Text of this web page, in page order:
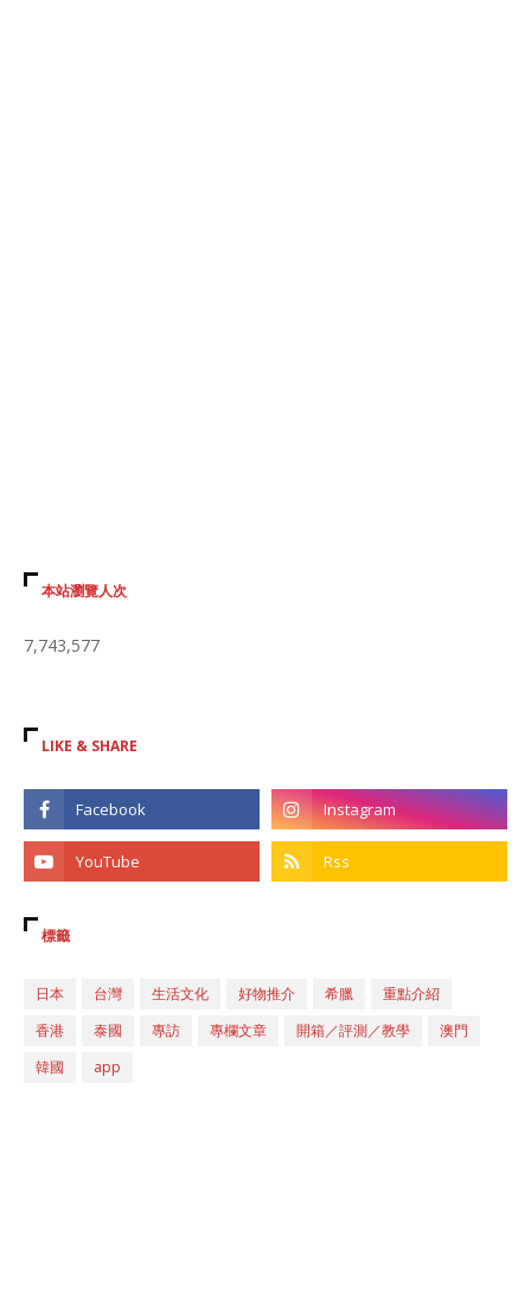
本站瀏覽人次
7,743,577
LIKE & SHARE
標籤
日本 台灣 生活文化 好物推介 希臘
重點介紹
香港
泰國 專訪 專欄文章 開箱／評測／教學
澳門
韓國
app